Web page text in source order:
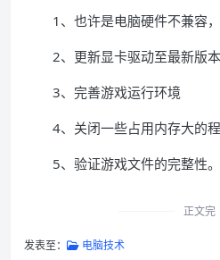
1、也许是电脑硬件不兼容
2、更新显卡驱动至最新版本
3、完善游戏运行环境
4、关闭一些占用内存大的程
5、验证游戏文件的完整性。
正文完
发表至： 电脑技术